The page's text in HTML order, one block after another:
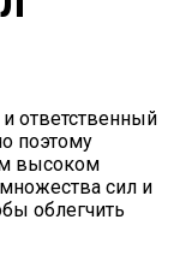
ответственный
поэтому
высоком
сил и
облегчить